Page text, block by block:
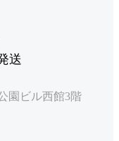
送
園ビル西館3階